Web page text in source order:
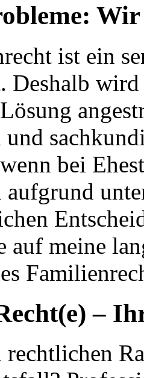
Wir
ist ein
Deshalb
bei
aufgrund
auf meine
–
rechtlichen